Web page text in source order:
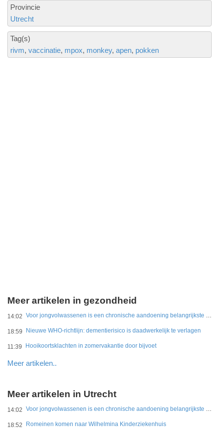
Provincie
Utrecht
Tag(s)
rivm vaccinatie mpox monkey apen pokken
Meer artikelen in gezondheid
14:02 Voor jongvolwassenen is een chronische aandoening belangrijkste belemmering
18:59 Nieuwe WHO-richtlijn: dementierisico is daadwerkelijk te verlagen
11:39 Hooikoortsklachten in zomervakantie door bijvoet
Meer artikelen..
Meer artikelen in Utrecht
14:02 Voor jongvolwassenen is een chronische aandoening belangrijkste belemmering
18:52 Romeinen komen naar Wilhelmina Kinderziekenhuis